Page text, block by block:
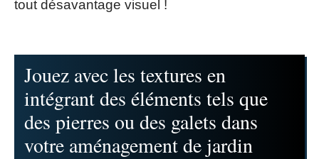
tout désavantage visuel !
Jouez avec les textures en
intégrant des éléments tels que
des pierres ou des galets dans
votre aménagement de jardin